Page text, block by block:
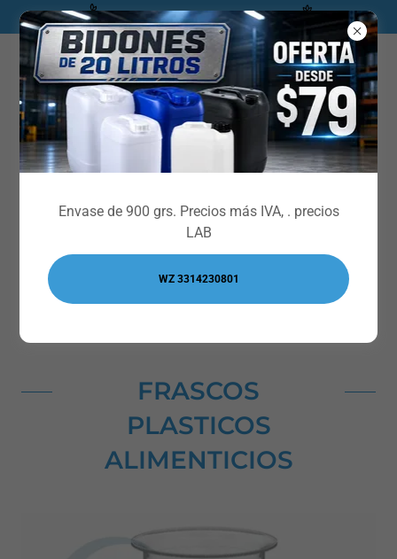
** CATALOGO INDUSTRIAL***
Envíanos un WhatsApp
FRASCOS
PLASTICOS
ALIMENTICIOS
Envase de 900 grs. Precios más IVA, . precios
LAB
WZ 3314230801